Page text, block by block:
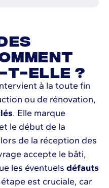
t-elle ?
à la toute fin
ou de rénovation,
. Elle marque
et le début de la
de la réception des
accepte le bâti,
les éventuels défauts
est cruciale, car